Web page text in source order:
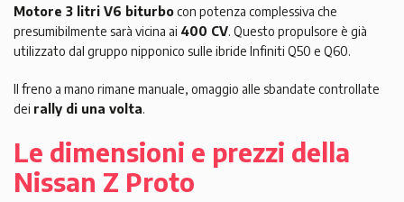
Motore 3 litri V6 biturbocon potenza complessiva che
presumibilmente sarà vicina ai 400 CV. Questo propulsore è già
utilizzato dal gruppo nipponico sulle ibride Infiniti Q50 e Q60.
Il freno a mano rimane manuale, omaggio alle sbandate controllate
dei rally di una volta.
Le dimensioni e prezzi della
Nissan Z Proto